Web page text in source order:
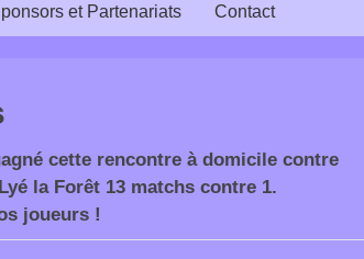
et Partenariats Contact
cette rencontre à domicile contre
la Forêt 13 matchs contre 1.
joueurs !